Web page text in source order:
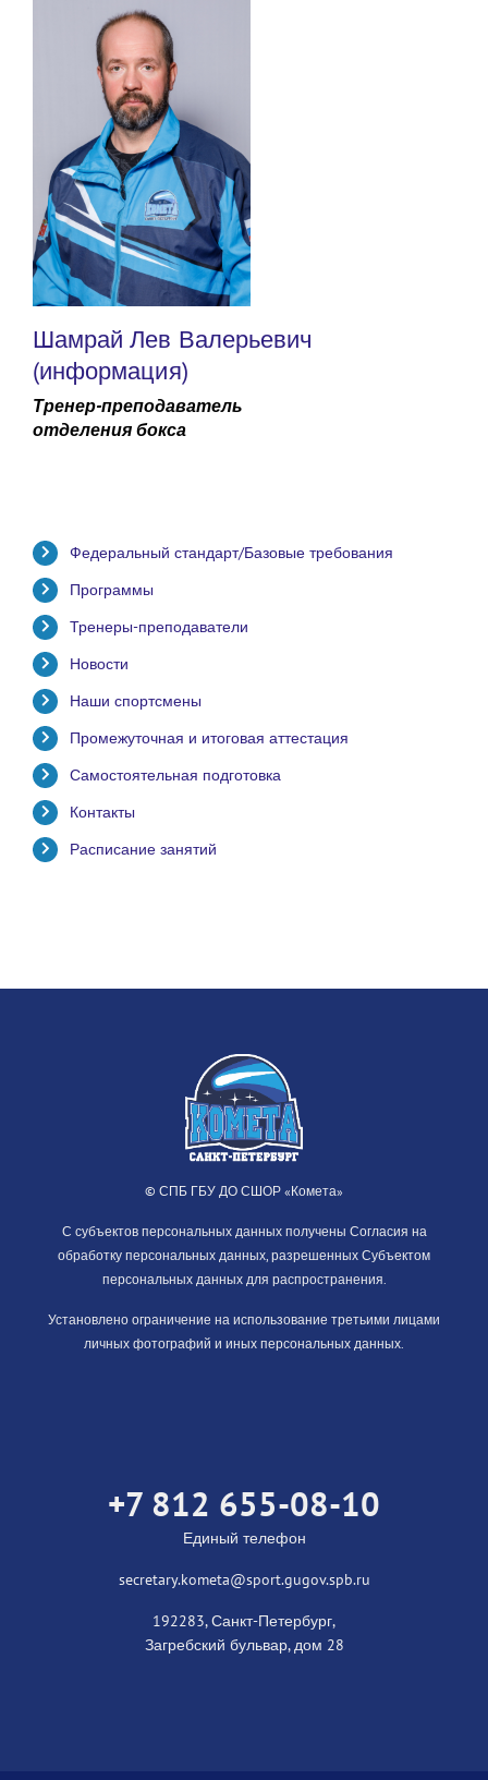
Шамрай Лев Валерьевич
(информация)
Тренер-преподаватель
отделения бокса
Федеральный стандарт/Базовые требования
Программы
Тренеры-преподаватели
Новости
Наши спортсмены
Промежуточная и итоговая аттестация
Самостоятельная подготовка
Контакты
Расписание занятий
© СПБ ГБУ ДО СШОР «Комета»
С субъектов персональных данных получены Согласия на
обработку персональных данных, разрешенных Субъектом
персональных данных для распространения.
Установлено ограничение на использование третьими лицами
личных фотографий и иных персональных данных.
+7 812 655-08-10
Единый телефон
secretary.kometa@sport.gugov.spb.ru
192283, Санкт-Петербург,
Загребский бульвар, дом 28